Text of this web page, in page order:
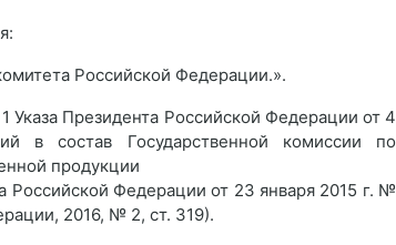
Российской Федерации.».
Указа Президента Российской Федерации от 4
состав Государственной комиссии по
продукции
Федерации от 23 января 2015 г. №
2016, № 2, ст. 319).